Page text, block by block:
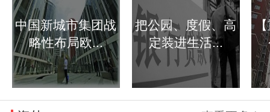
中国新城市集团战
略性布局欧...
把公园、度假、高
定装进生活...